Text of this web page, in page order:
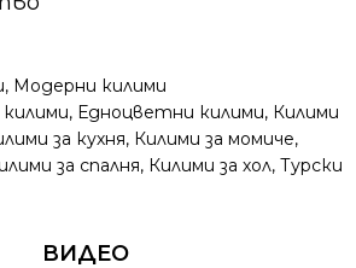
, Модерни килими
, Едноцветни килими, Килими
за кухня, Килими за момиче,
за спалня, Килими за хол, Турски
ВИДЕО